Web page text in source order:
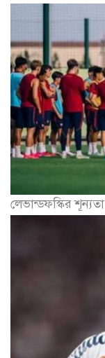
লেভান্ডফস্কির